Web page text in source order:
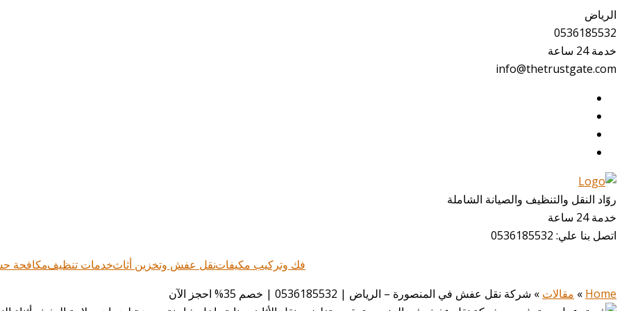
الرياض
0536185532
خدمة 24 ساعة
info@thetrustgate.com
روّاد النقل والتنظيف والصيانة الشاملة
خدمة 24 ساعة
اتصل بنا علي: 0536185532
فك وتركيب مكيفاتنقل عفش وتخزين أثاثخدمات تنظيفمكافحة
Home
» مقالات » شركة نقل عفش في المنصورة – الرياض | 0536185532 | خصم 35% احجز الآن